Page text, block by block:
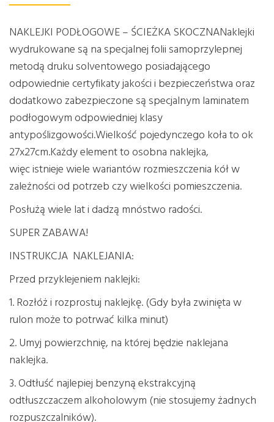
NAKLEJKI PODŁOGOWE – ŚCIEŻKA SKOCZNANaklejki
wydrukowane są na specjalnej folii samoprzylepnej
metodą druku solventowego posiadającego
odpowiednie certyfikaty jakości i bezpieczeństwa oraz
dodatkowo zabezpieczone są specjalnym laminatem
podłogowym odpowiedniej klasy
antypoślizgowości.Wielkość pojedynczego koła to ok
27x27cm.Każdy element to osobna naklejka,
więc istnieje wiele wariantów rozmieszczenia kół w
zależności od potrzeb czy wielkości pomieszczenia.
Posłużą wiele lat i dadzą mnóstwo radości.
SUPER ZABAWA!
INSTRUKCJA NAKLEJANIA:
Przed przyklejeniem naklejki:
1. Rozłóż i rozprostuj naklejkę. (Gdy była zwinięta w
rulon może to potrwać kilka minut)
2. Umyj powierzchnię, na której będzie naklejana
naklejka.
3. Odtłuść najlepiej benzyną ekstrakcyjną
odtłuszczaczem alkoholowym (nie stosujemy żadnych
rozpuszczalników).